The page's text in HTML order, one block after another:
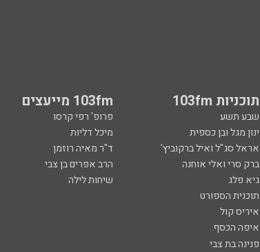
תוכניות 103fm 103fm מייעצים
שבע תשע פרופ' רפי קרסו
ינון מגל ובן כספית
מיכל דליות
אראל סג"ל ואיל ברקוביץ'
ד"ר מאיה רוזמן
ברק סרי ואלי אוחנה
הרב אפרים בן צבי
גיא פלג
שיחות לילה
תוכנית הספורט
איריס קול
איפה הכסף
פנינה בת צבי